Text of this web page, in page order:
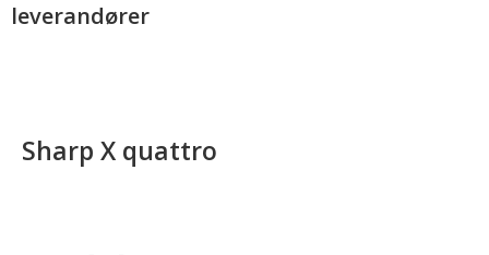
leverandører
Sharp X quattro